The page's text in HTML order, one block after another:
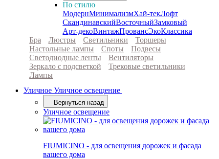
По стилю
МодернМинимализмХай-текЛофт
СкандинавскийВосточныйЗамковый
Арт-декоВинтажПровансЭкоКлассика
Бра
Люстры Светильники
Торшеры
Настольные лампы
Споты
Подвесы
Светодиодные ленты
Вентиляторы
Зеркало с подсветкой
Трековые светильники
Лампы
Уличное Уличное освещение
Вернуться назад
Уличное освещение
FIUMICINO - для освещения дорожек и фасада
вашего дома